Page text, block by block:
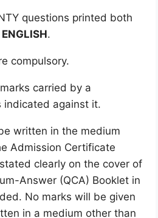
questions printed both
ENGLISH.
compulsory.
carried by a
indicated against it.
written in the medium
Admission Certificate
clearly on the cover of
Answer (QCA) Booklet in
No marks will be given
in a medium other than